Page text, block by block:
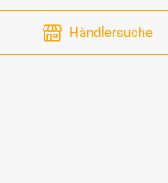
Händlersuche